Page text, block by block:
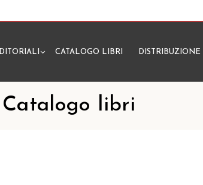
CATALOGO LIBRI DISTRIBUZIONE
Catalogo libri